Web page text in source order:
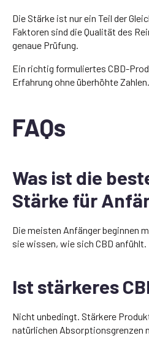
Die Stärke ist nur ein Teil der
Faktoren sind die Qualität des
genaue Prüfung.
Ein richtig formuliertes CBD-
Erfahrung ohne überhöhte Zahlen.
FAQs
Was ist die
Stärke für
Die meisten Anfänger beginnen
sie wissen, wie sich CBD anfühlt.
Ist stärkeres
Nicht unbedingt. Stärkere
natürlichen Absorptionsgrenzen